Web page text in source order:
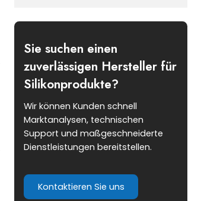
Sie suchen einen
zuverlässigen Hersteller für
Silikonprodukte?
Wir können Kunden schnell
Marktanalysen, technischen
Support und maßgeschneiderte
Dienstleistungen bereitstellen.
Kontaktieren Sie uns